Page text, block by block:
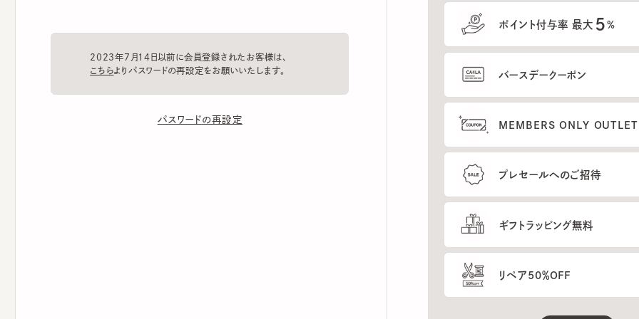
2023年7月14日以前に会員登録されたお客様は、
パスワードの再設定
ポイント付与率 最大 %
バースデークーポン
MEMBERS ONLY OUTLETのご
プレセールへのご招待
ギフトラッピング無料
リペア50％OFF